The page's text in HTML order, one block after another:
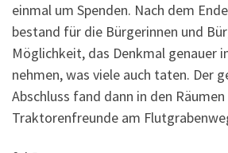
einmal um Spenden. Nach dem
bestand für die Bürgerinnen und
Möglichkeit, das Denkmal genauer
nehmen, was viele auch taten. Der
Abschluss fand dann in den
Traktorenfreunde am